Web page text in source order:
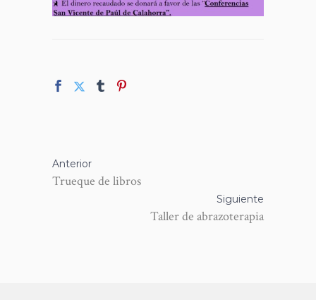
Anterior
Trueque de libros
Siguiente
Taller de abrazoterapia